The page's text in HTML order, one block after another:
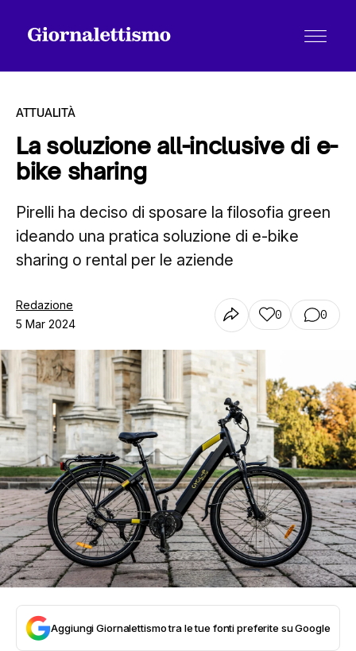
Tutti gli articoli
Chi siamo
Contatti
ATTUALITÀ
La soluzione all-inclusive di e-
bike sharing
Pirelli ha deciso di sposare la filosofia green
ideando una pratica soluzione di e-bike
sharing o rental per le aziende
Redazione
5 Mar 2024
0 0
Aggiungi Giornalettismo tra le tue fonti preferite su Google